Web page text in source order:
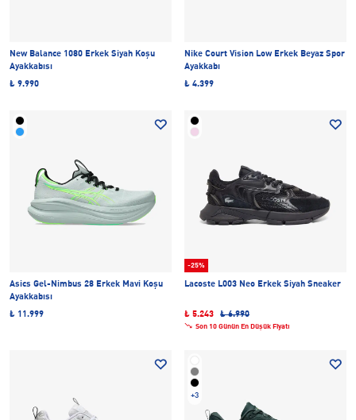
New Balance 1080 Erkek Siyah Koşu
Ayakkabısı
₺ 9.990
Nike Court Vision Low Erkek Beyaz Spor
Ayakkabı
₺ 4.399
Asics Gel-Nimbus 28 Erkek Mavi Koşu
Ayakkabısı
₺ 11.999
-25%
Lacoste L003 Neo Erkek Siyah Sneaker
₺ 5.243 ₺ 6.990
Son 10 Günün En Düşük Fiyatı
+3